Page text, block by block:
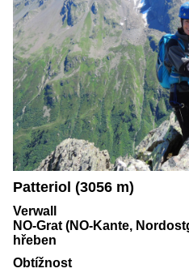
Patteriol (3056 m)
Verwall
NO-Grat (NO-Kante,
hřeben
Obtížnost